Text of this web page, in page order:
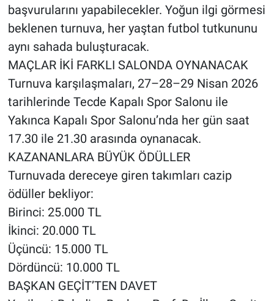
başvurularını yapabilecekler. Yoğun ilgi görmesi
beklenen turnuva, her yaştan futbol tutkununu
aynı sahada buluşturacak.
MAÇLAR İKİ FARKLI SALONDA OYNANACAK
Turnuva karşılaşmaları, 27–28–29 Nisan 2026
tarihlerinde Tecde Kapalı Spor Salonu ile
Yakınca Kapalı Spor Salonu’nda her gün saat
17.30 ile 21.30 arasında oynanacak.
KAZANANLARA BÜYÜK ÖDÜLLER
Turnuvada dereceye giren takımları cazip
ödüller bekliyor:
Birinci: 25.000 TL
İkinci: 20.000 TL
Üçüncü: 15.000 TL
Dördüncü: 10.000 TL
BAŞKAN GEÇİT’TEN DAVET